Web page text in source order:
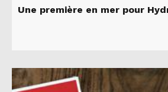
Une première en mer pour